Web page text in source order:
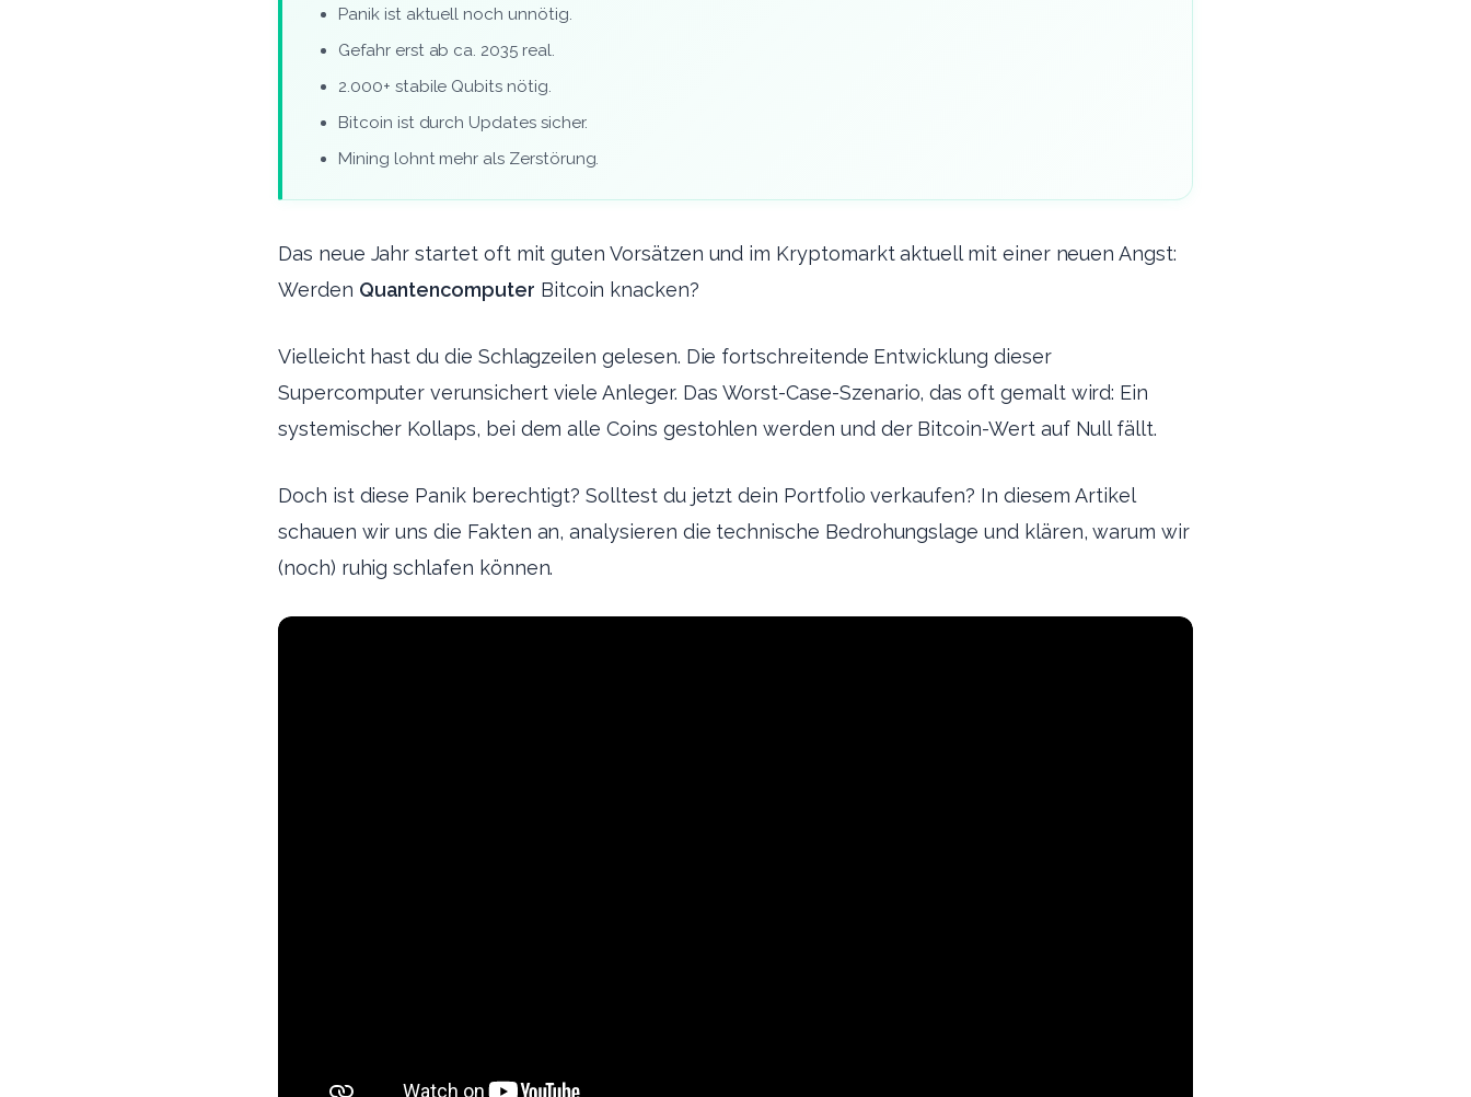
Panik ist aktuell noch unnötig.
Gefahr erst ab ca. 2035 real.
2.000+ stabile Qubits nötig.
Bitcoin ist durch Updates sicher.
Mining lohnt mehr als Zerstörung.
Das neue Jahr startet oft mit guten Vorsätzen und im Kryptomarkt aktuell mit einer neuen Angst:
Werden Quantencomputer Bitcoin knacken?
Vielleicht hast du die Schlagzeilen gelesen. Die fortschreitende Entwicklung dieser
Supercomputer verunsichert viele Anleger. Das Worst-Case-Szenario, das oft gemalt wird: Ein
systemischer Kollaps, bei dem alle Coins gestohlen werden und der Bitcoin-Wert auf Null fällt.
Doch ist diese Panik berechtigt? Solltest du jetzt dein Portfolio verkaufen? In diesem Artikel
schauen wir uns die Fakten an, analysieren die technische Bedrohungslage und klären, warum wir
(noch) ruhig schlafen können.